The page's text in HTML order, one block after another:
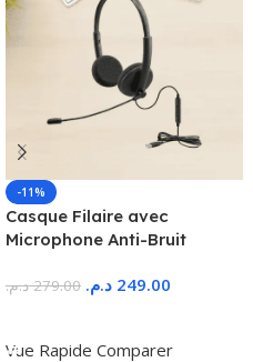
-11%
Casque Filaire avec
Microphone Anti-Bruit
279.00 د.م. 249.00 د.م.
Vue Rapide Comparer